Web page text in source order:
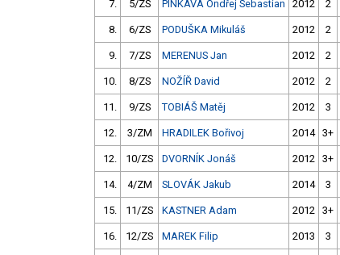
7. 5/ZS PINKAVA Ondřej Sebastian 2012 2
8. 6/ZS PODUŠKA Mikuláš 2012 2
9. 7/ZS MERENUS Jan 2012 2
10. 8/ZS NOŽÍŘ David 2012 2
11. 9/ZS TOBIÁŠ Matěj 2012 3
12. 3/ZM HRADILEK Bořivoj 2014 3+
12. 10/ZS DVORNÍK Jonáš 2012 3+
14. 4/ZM SLOVÁK Jakub 2014 3
15. 11/ZS KASTNER Adam 2012 3+
16. 12/ZS MAREK Filip 2013 3